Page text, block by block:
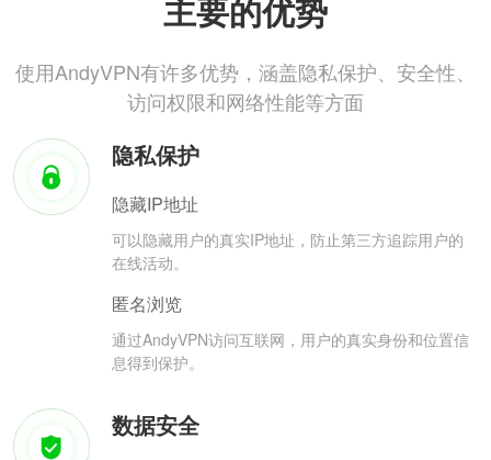
主要的优势
使用AndyVPN有许多优势，涵盖隐私保护、安全性、
访问权限和网络性能等方面
隐私保护
隐藏IP地址
可以隐藏用户的真实IP地址，防止第三方追踪用户的
在线活动。
匿名浏览
通过AndyVPN访问互联网，用户的真实身份和位置信
息得到保护。
数据安全